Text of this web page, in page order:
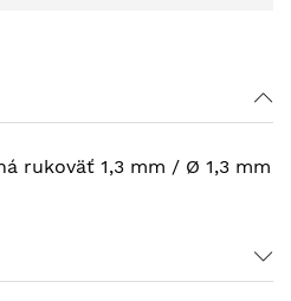
rukoväť 1,3 mm / Ø 1,3 mm